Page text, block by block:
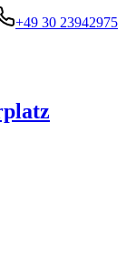
+49 30 23942975